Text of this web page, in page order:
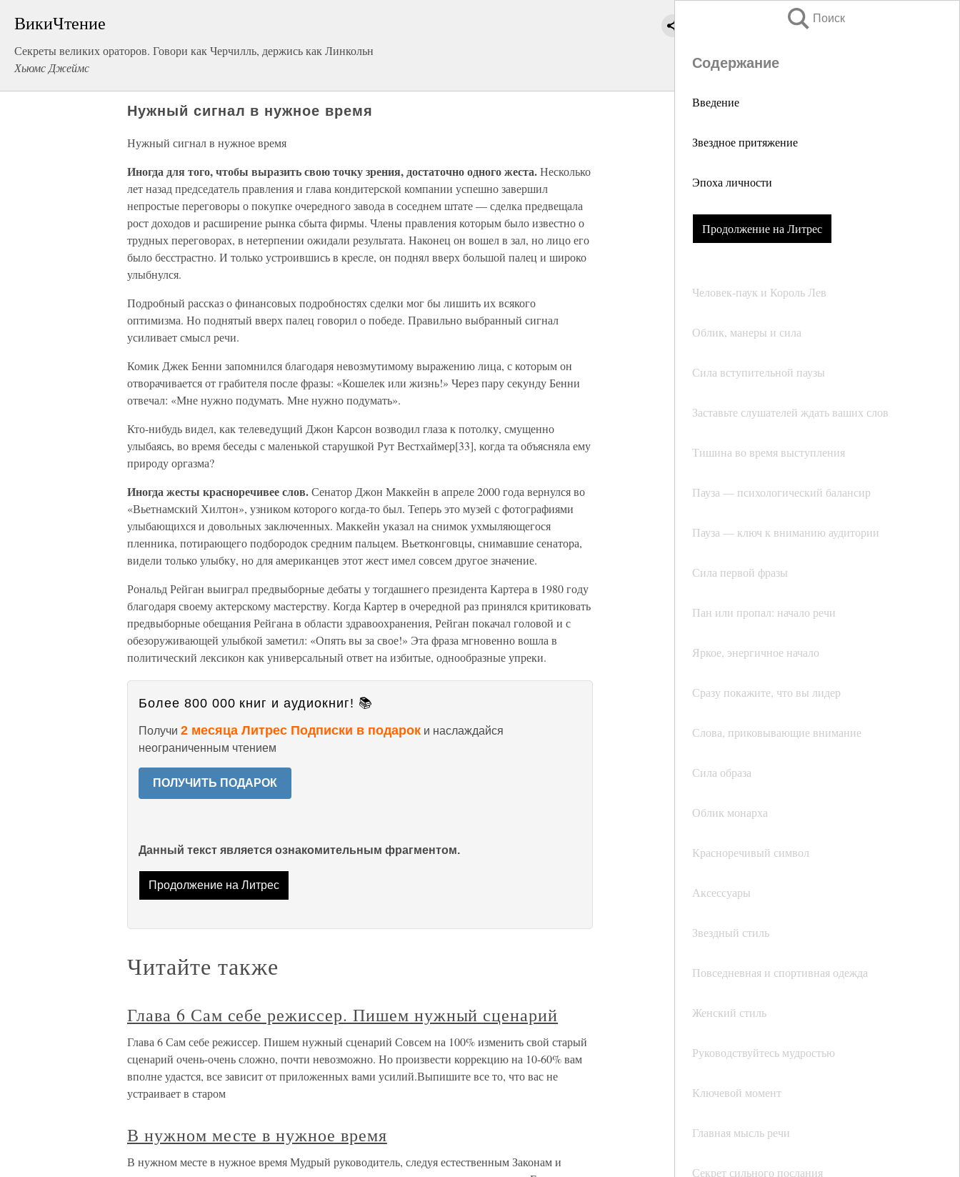
ВикиЧтение
Секреты великих ораторов. Говори как Черчилль, держись как Линкольн
Хьюмс Джеймс
Поиск
Содержание
Введение
Звездное притяжение
Эпоха личности
Продолжение на Литрес
Человек-паук и Король Лев
Облик, манеры и сила
Сила вступительной паузы
Заставьте слушателей ждать ваших слов
Тишина во время выступления
Пауза — психологический балансир
Пауза — ключ к вниманию аудитории
Сила первой фразы
Пан или пропал: начало речи
Яркое, энергичное начало
Сразу покажите, что вы лидер
Слова, приковывающие внимание
Сила образа
Облик монарха
Красноречивый символ
Аксессуары
Звездный стиль
Повседневная и спортивная одежда
Женский стиль
Руководствуйтесь мудростью
Ключевой момент
Главная мысль речи
Секрет сильного послания
Нужный сигнал в нужное время
Нужный сигнал в нужное время
Иногда для того, чтобы выразить свою точку зрения, достаточно одного жеста.Несколько
лет назад председатель правления и глава кондитерской компании успешно завершил
непростые переговоры о покупке очередного завода в соседнем штате — сделка предвещала
рост доходов и расширение рынка сбыта фирмы. Члены правления которым было известно о
трудных переговорах, в нетерпении ожидали результата. Наконец он вошел в зал, но лицо его
было бесстрастно. И только устроившись в кресле, он поднял вверх большой палец и широко
улыбнулся.
Подробный рассказ о финансовых подробностях сделки мог бы лишить их всякого
оптимизма. Но поднятый вверх палец говорил о победе. Правильно выбранный сигнал
усиливает смысл речи.
Комик Джек Бенни запомнился благодаря невозмутимому выражению лица, с которым он
отворачивается от грабителя после фразы: «Кошелек или жизнь!» Через пару секунду Бенни
отвечал: «Мне нужно подумать. Мне нужно подумать».
Кто-нибудь видел, как телеведущий Джон Карсон возводил глаза к потолку, смущенно
улыбаясь, во время беседы с маленькой старушкой Рут Вестхаймер[33], когда та объясняла ему
природу оргазма?
Иногда жесты красноречивее слов.Сенатор Джон Маккейн в апреле 2000 года вернулся во
«Вьетнамский Хилтон», узником которого когда-то был. Теперь это музей с фотографиями
улыбающихся и довольных заключенных. Маккейн указал на снимок ухмыляющегося
пленника, потирающего подбородок средним пальцем. Вьетконговцы, снимавшие сенатора,
видели только улыбку, но для американцев этот жест имел совсем другое значение.
Рональд Рейган выиграл предвыборные дебаты у тогдашнего президента Картера в 1980 году
благодаря своему актерскому мастерству. Когда Картер в очередной раз принялся критиковать
предвыборные обещания Рейгана в области здравоохранения, Рейган покачал головой и с
обезоруживающей улыбкой заметил: «Опять вы за свое!» Эта фраза мгновенно вошла в
политический лексикон как универсальный ответ на избитые, однообразные упреки.
Более 800 000 книг и аудиокниг! 📚
Получи 2 месяца Литрес Подписки в подарок и наслаждайся
неограниченным чтением
ПОЛУЧИТЬ ПОДАРОК
Данный текст является ознакомительным фрагментом.
Продолжение на Литрес
Читайте также
Глава 6 Сам себе режиссер. Пишем нужный сценарий
Глава 6 Сам себе режиссер. Пишем нужный сценарий Совсем на 100% изменить свой старый
сценарий очень-очень сложно, почти невозможно. Но произвести коррекцию на 10-60% вам
вполне удастся, все зависит от приложенных вами усилий.Выпишите все то, что вас не
устраивает в старом
В нужном месте в нужное время
В нужном месте в нужное время Мудрый руководитель, следуя естественным Законам и